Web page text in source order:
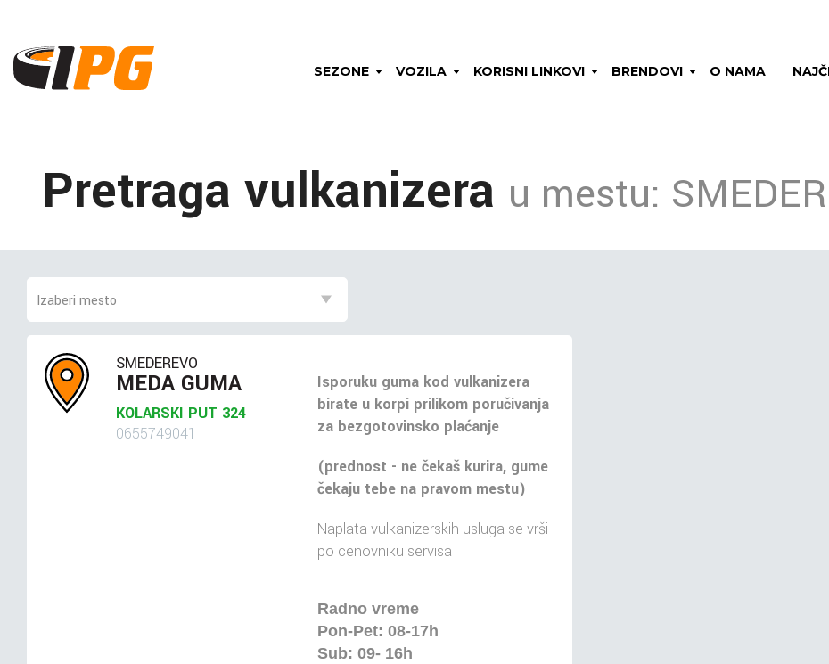
SEZONE VOZILA KORISNI LINKOVI BRENDOVI O NAMA
Pretraga vulkanizera u mestu:
SMEDEREVO
MEDA GUMA
KOLARSKI PUT 324
0655749041
Isporuku guma kod vulkanizera
birate u korpi prilikom poručivanja
za bezgotovinsko plaćanje
(prednost - ne čekaš kurira, gume
čekaju tebe na pravom mestu)
Naplata vulkanizerskih usluga se vrši
po cenovniku servisa
Radno vreme
Pon-Pet: 08-17h
Sub: 09- 16h